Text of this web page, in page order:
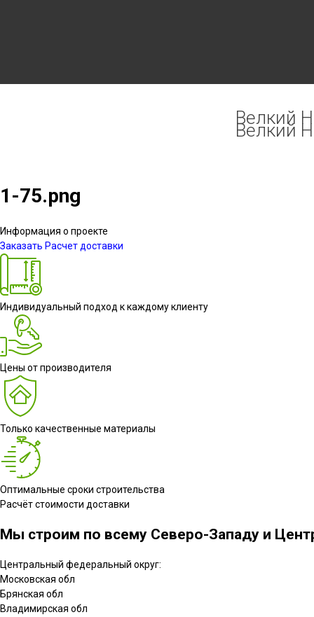
Велкий
Велкий
1-75.png
Информация о проекте
Заказать Расчет доставки
Индивидуальный подход к каждому клиенту
Цены от производителя
Только качественные материалы
Оптимальные сроки строительства
Расчёт стоимости доставки
Мы строим по всему Северо-Западу и
Центральный федеральный округ:
Московская обл
Брянская обл
Владимирская обл